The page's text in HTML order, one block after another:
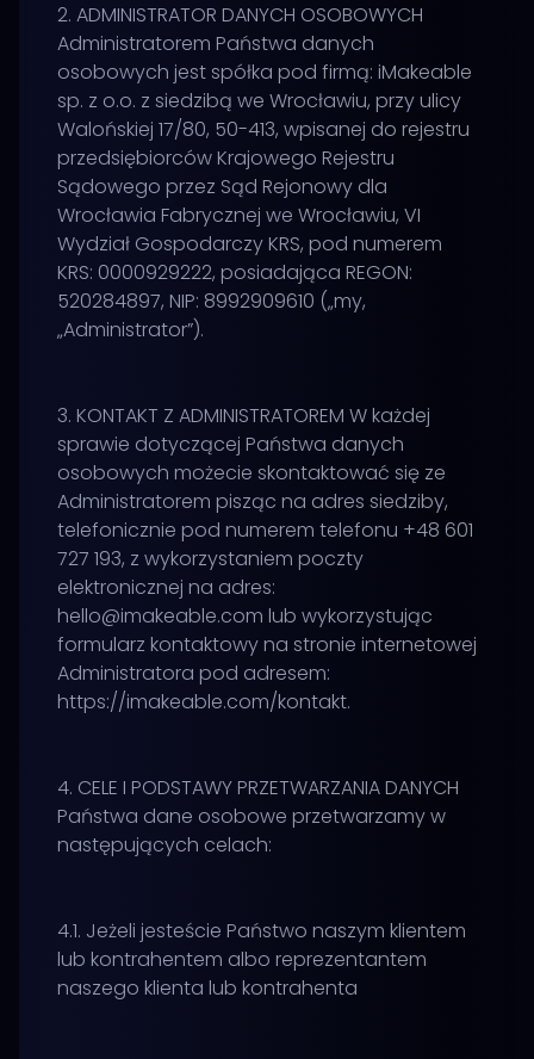
2. ADMINISTRATOR DANYCH OSOBOWYCH
Administratorem Państwa danych
osobowych jest spółka pod firmą: iMakeable
sp. z o.o. z siedzibą we Wrocławiu, przy ulicy
Walońskiej 17/80, 50-413, wpisanej do rejestru
przedsiębiorców Krajowego Rejestru
Sądowego przez Sąd Rejonowy dla
Wrocławia Fabrycznej we Wrocławiu, VI
Wydział Gospodarczy KRS, pod numerem
KRS: 0000929222, posiadająca REGON:
520284897, NIP: 8992909610 („my,
„Administrator”).
3. KONTAKT Z ADMINISTRATOREM W każdej
sprawie dotyczącej Państwa danych
osobowych możecie skontaktować się ze
Administratorem pisząc na adres siedziby,
telefonicznie pod numerem telefonu +48 601
727 193, z wykorzystaniem poczty
elektronicznej na adres:
hello@imakeable.com lub wykorzystując
formularz kontaktowy na stronie internetowej
Administratora pod adresem:
https://imakeable.com/kontakt.
4. CELE I PODSTAWY PRZETWARZANIA DANYCH
Państwa dane osobowe przetwarzamy w
następujących celach:
4.1. Jeżeli jesteście Państwo naszym klientem
lub kontrahentem albo reprezentantem
naszego klienta lub kontrahenta